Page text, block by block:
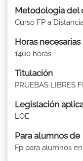
Metodología del
Curso FP a
Horas necesarias
1400 horas
Titulación
PRUEBAS LIBRES
Legislación
LOE
Para alumnos de
Fp para alumnos